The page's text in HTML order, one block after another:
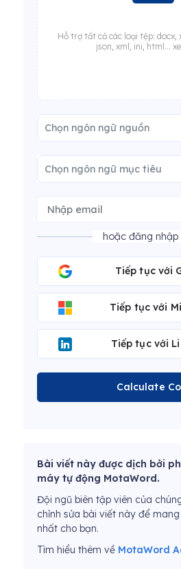
Hỗ trợ tất cả các loại tệp: docx,
json, xml, ini, html...
Chọn ngôn ngữ nguồn
Chọn ngôn ngữ mục tiêu
hoặc đăng nhập
Tiếp tục với
Tiếp tục với
Tiếp tục với
Calculate
Bài viết này được dịch bởi
máy tự động MotaWord.
Đội ngũ biên tập viên của
chỉnh sửa bài viết này để
nhất cho bạn.
Tìm hiểu thêm về MotaWord